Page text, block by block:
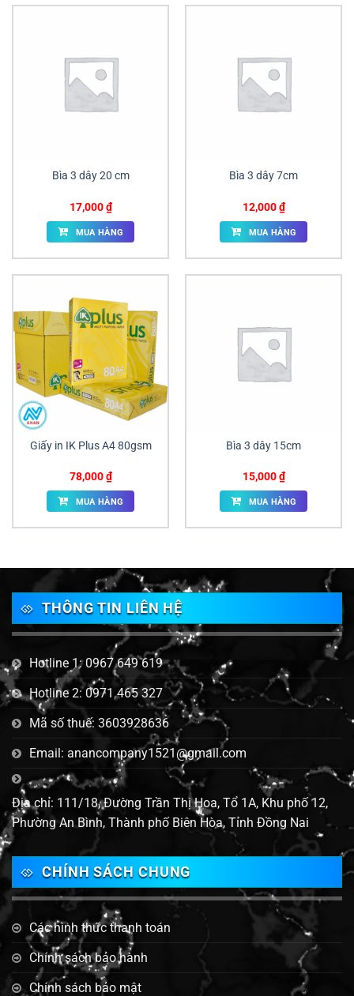
Bìa 3 dây 20 cm
17,000₫
MUA HÀNG
Bìa 3 dây 7cm
12,000₫
MUA HÀNG
Giấy in IK Plus A4 80gsm
78,000₫
MUA HÀNG
Bìa 3 dây 15cm
15,000₫
MUA HÀNG
THÔNG TIN LIÊN HỆ
Hotline 1: 0967 649 619
Hotline 2: 0971 465 327
Mã số thuế: 3603928636
Email: anancompany1521@gmail.com
Địa chỉ: 111/18, Đường Trần Thị Hoa, Tổ 1A, Khu phố 12,
Phường An Bình, Thành phố Biên Hòa, Tỉnh Đồng Nai
CHÍNH SÁCH CHUNG
Các hình thức thanh toán
Chính sách bảo hành
Chính sách bảo mật